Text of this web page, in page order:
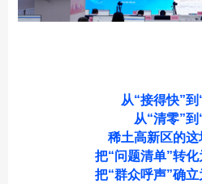
从“接得快”到
从“清零”到
稀土高新区的
把“问题清单”转化
把“群众呼声”确立